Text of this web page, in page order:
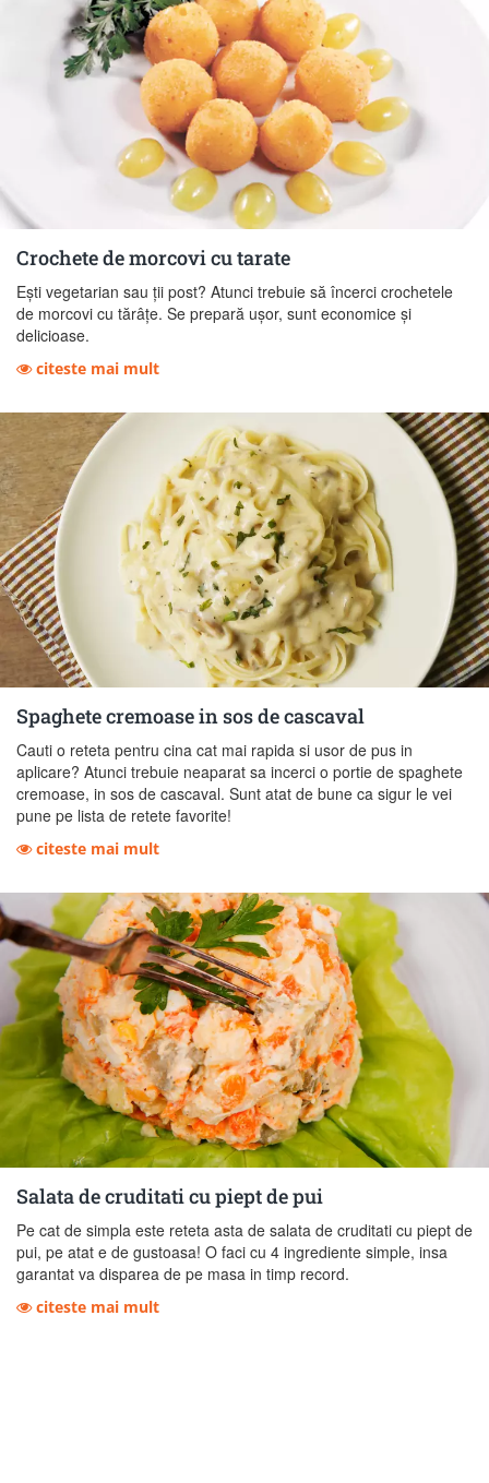
Crochete de morcovi cu tarate
Ești vegetarian sau ții post? Atunci trebuie să încerci crochetele
de morcovi cu tărâțe. Se prepară ușor, sunt economice și
delicioase.
citeste mai mult
Spaghete cremoase in sos de cascaval
Cauti o reteta pentru cina cat mai rapida si usor de pus in
aplicare? Atunci trebuie neaparat sa incerci o portie de spaghete
cremoase, in sos de cascaval. Sunt atat de bune ca sigur le vei
pune pe lista de retete favorite!
citeste mai mult
Salata de cruditati cu piept de pui
Pe cat de simpla este reteta asta de salata de cruditati cu piept de
pui, pe atat e de gustoasa! O faci cu 4 ingrediente simple, insa
garantat va disparea de pe masa in timp record.
citeste mai mult